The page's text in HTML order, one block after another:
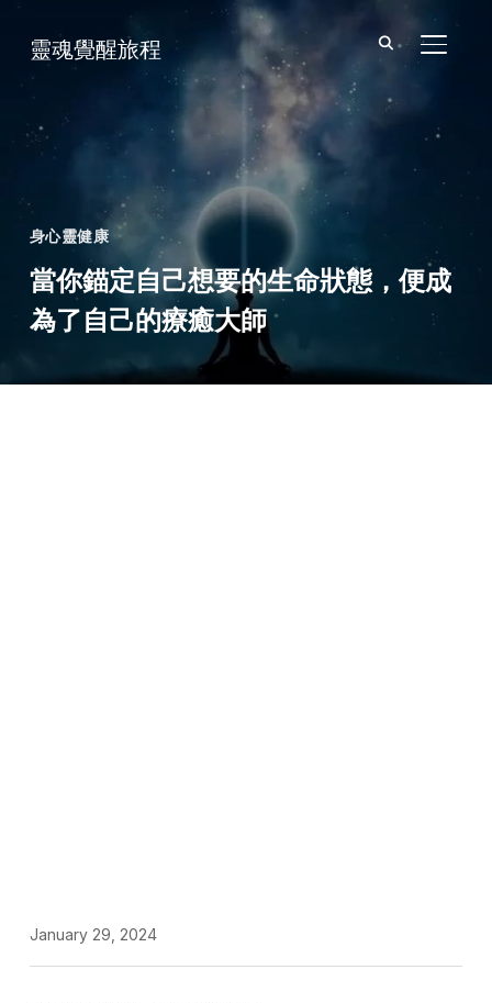
靈魂覺醒旅程
身心靈健康
當你錨定自己想要的生命狀態，便成
為了自己的療癒大師
January 29, 2024